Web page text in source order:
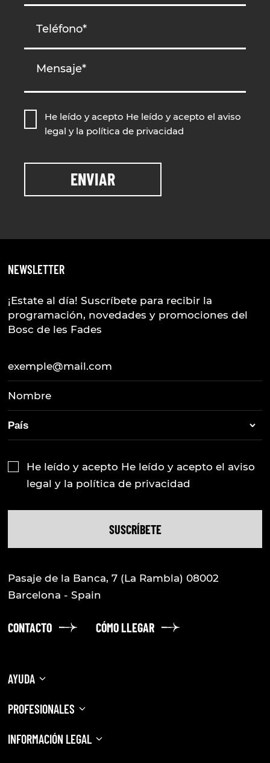
práctica
privados
He leído y acepto He leído y acepto el aviso
legal y la política de privacidad
ENVIAR
Pasaje de la Banca, 7 (La Rambla) 08002
Barcelona - Spain
CONTACTO CÓMO LLEGAR
AYUDA
PREGUNTAS FRECUENTES
PROFESIONALES
AGENCIAS
INFORMACIÓN LEGAL
NEWSLETTER
¡Estate al día! Suscríbete para recibir la
programación, novedades y promociones del
Bosc de les Fades
He leído y acepto He leído y acepto el aviso
legal y la política de privacidad
SUSCRÍBETE